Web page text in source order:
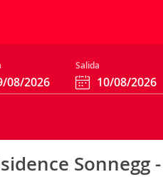
Salida
Sonnegg